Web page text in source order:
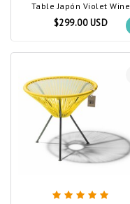
Table Japón Violet Wine
$299.00 USD